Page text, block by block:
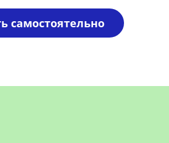
самостоятельно